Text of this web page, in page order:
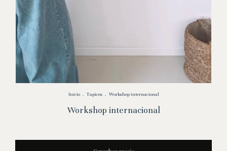
Inicio . Tapices . Workshop internacional
Workshop internacional